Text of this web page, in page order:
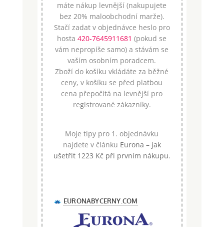
máte nákup levnější (nakupujete
bez 20% maloobchodní marže).
Stačí zadat v objednávce heslo pro
hosta420-7645911681 (pokud se
vám nepropíše samo) a stávám se
vaším osobním poradcem.
Zboží do košíku vkládáte za běžné
ceny, v košíku se před platbou
cena přepočítá na levnější pro
registrované zákazníky.
Moje tipy pro 1. objednávku
najdete v článku Eurona – jak
ušetřit 1223 Kč při prvním nákupu.